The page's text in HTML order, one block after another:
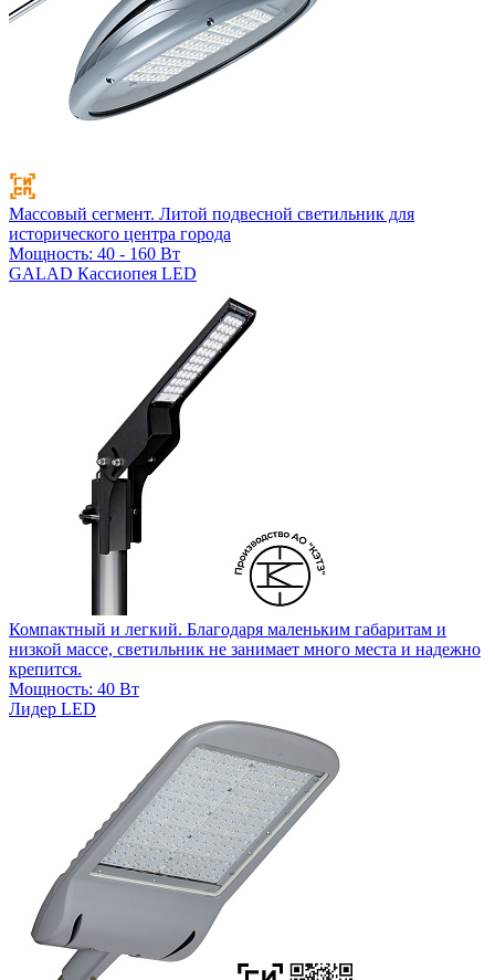
Массовый сегмент. Литой подвесной светильник для
исторического центра города
Мощность: 40 - 160 Вт
GALAD Кассиопея LED
Компактный и легкий. Благодаря маленьким габаритам и
низкой массе, светильник не занимает много места и надежно
крепится.
Мощность: 40 Вт
Лидер LED